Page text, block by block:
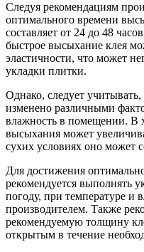
Следуя рекомендациям
оптимального времени
составляет от 24 до 48
быстрое высыхание клея
эластичности, что может
укладки плитки.
Однако, следует
изменено различными
влажность в помещении. В
высыхания может
сухих условиях оно может
Для достижения
рекомендуется выполнять
погоду, при температуре и
производителем. Также
рекомендуемую толщину
открытым в течение